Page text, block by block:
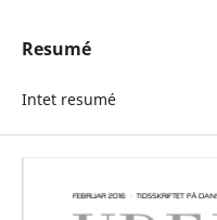
Resumé
Intet resumé